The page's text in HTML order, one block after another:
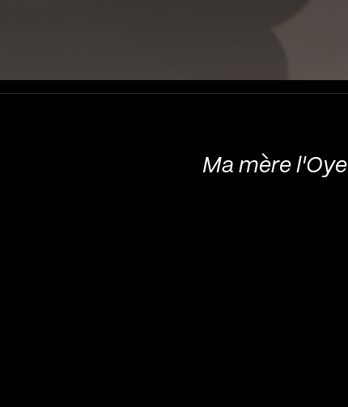
Ma mère l'Oye